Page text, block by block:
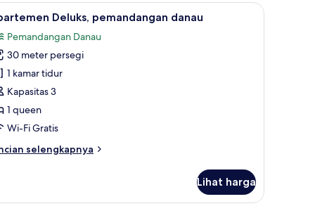
danau | Brankas, meja kerja, tirai kedap cahaya, dan setrika/meja setrika
Apartemen Deluks, pemandangan danau |
7 Deluks, pemandangan danau
Pemandangan Danau
30 meter persegi
1 kamar tidur
Kapasitas 3
1 queen
Wi-Fi Gratis
selengkapnya
Lihat harga